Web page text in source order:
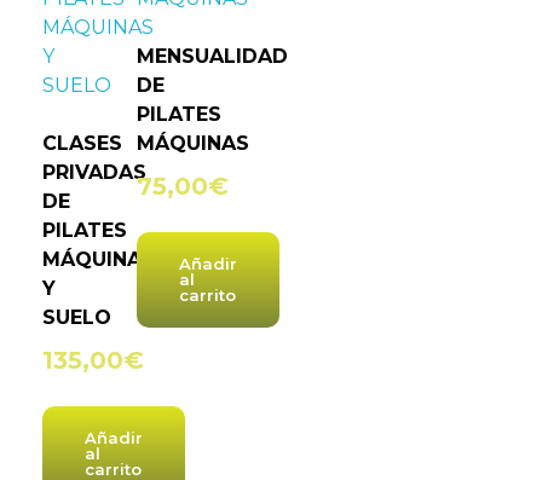
CLASES
PRIVADAS
DE
PILATES
MÁQUINAS
Y
SUELO
135,00€
Añadir
al
carrito
MENSUALIDAD
DE
PILATES
MÁQUINAS
75,00€
Añadir
al
carrito